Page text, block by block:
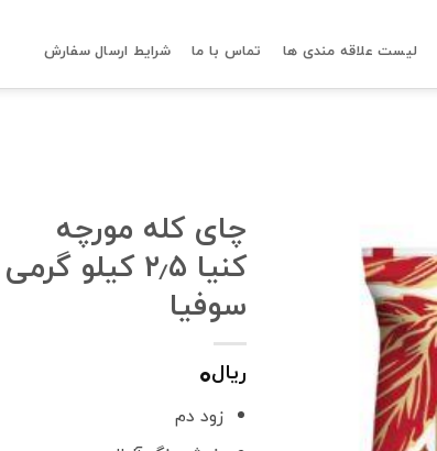
لیست علاقه مندی ها تماس با ما شرایط ارسال سفارش
چای کله مورچه
کنیا ۲٫۵ کیلو گرمی
سوفیا
ریال۰
زود دم